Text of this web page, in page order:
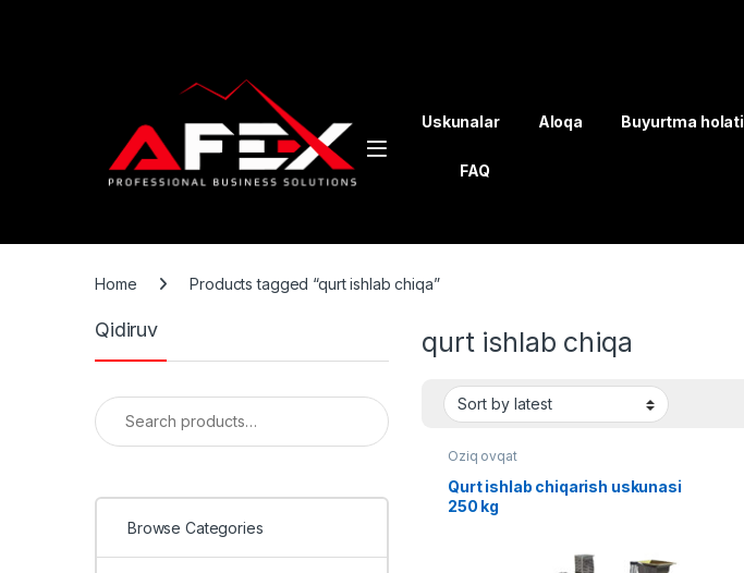
Uskunalar Aloqa Buyurtma holati
FAQ
Home Products tagged “qurt ishlab chiqa”
qurt ishlab chiqa
Oziq ovqat
Qurt ishlab chiqarish uskunasi
250 kg
Qidiruv
Search for:
Browse Categories